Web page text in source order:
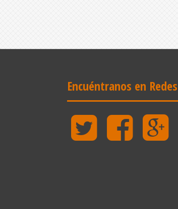
Encuéntranos en
Twitter Facebook